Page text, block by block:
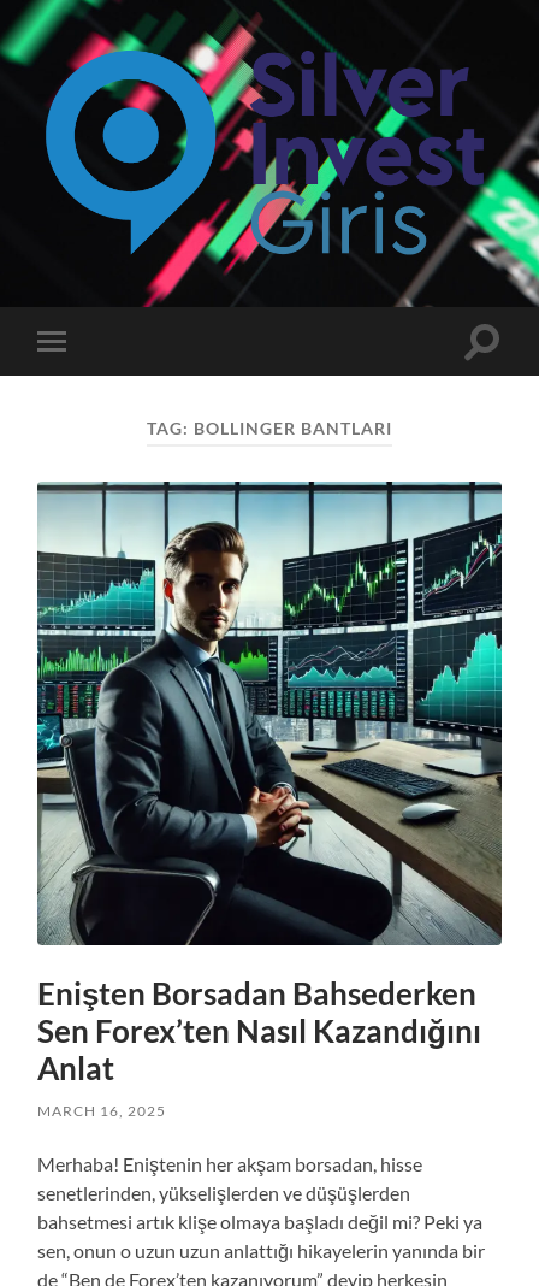
mobile
Toggle
TAG: BOLLINGER BANTLARI
Enişten Borsadan Bahsederken
Sen Forex’ten Nasıl Kazandığını
Anlat
MARCH 16, 2025
Merhaba! Eniştenin her akşam borsadan, hisse
senetlerinden, yükselişlerden ve düşüşlerden
bahsetmesi artık klişe olmaya başladı değil mi? Peki ya
sen, onun o uzun uzun anlattığı hikayelerin yanında bir
de “Ben de Forex’ten kazanıyorum” deyip herkesin